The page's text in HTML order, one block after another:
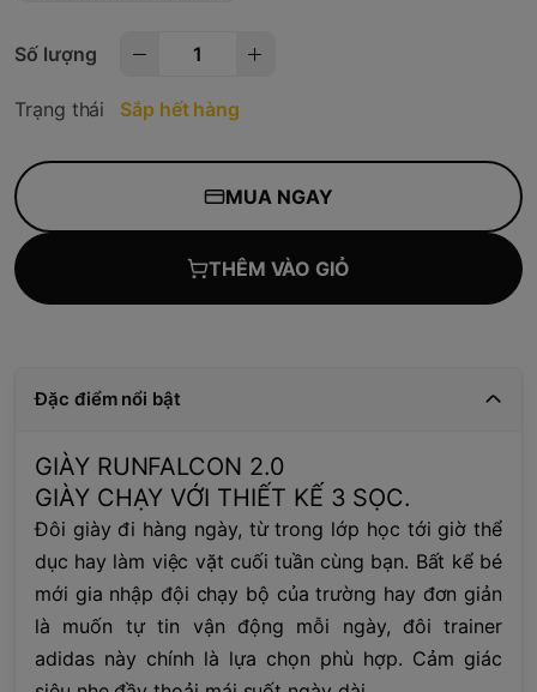
Số lượng
Trạng thái Sắp hết hàng
MUA NGAY
THÊM VÀO GIỎ
Đặc điểm nổi bật
GIÀY RUNFALCON 2.0
GIÀY CHẠY VỚI THIẾT KẾ 3 SỌC.
Đôi giày đi hàng ngày, từ trong lớp học tới giờ thể
dục hay làm việc vặt cuối tuần cùng bạn. Bất kể bé
mới gia nhập đội chạy bộ của trường hay đơn giản
là muốn tự tin vận động mỗi ngày, đôi trainer
adidas này chính là lựa chọn phù hợp. Cảm giác